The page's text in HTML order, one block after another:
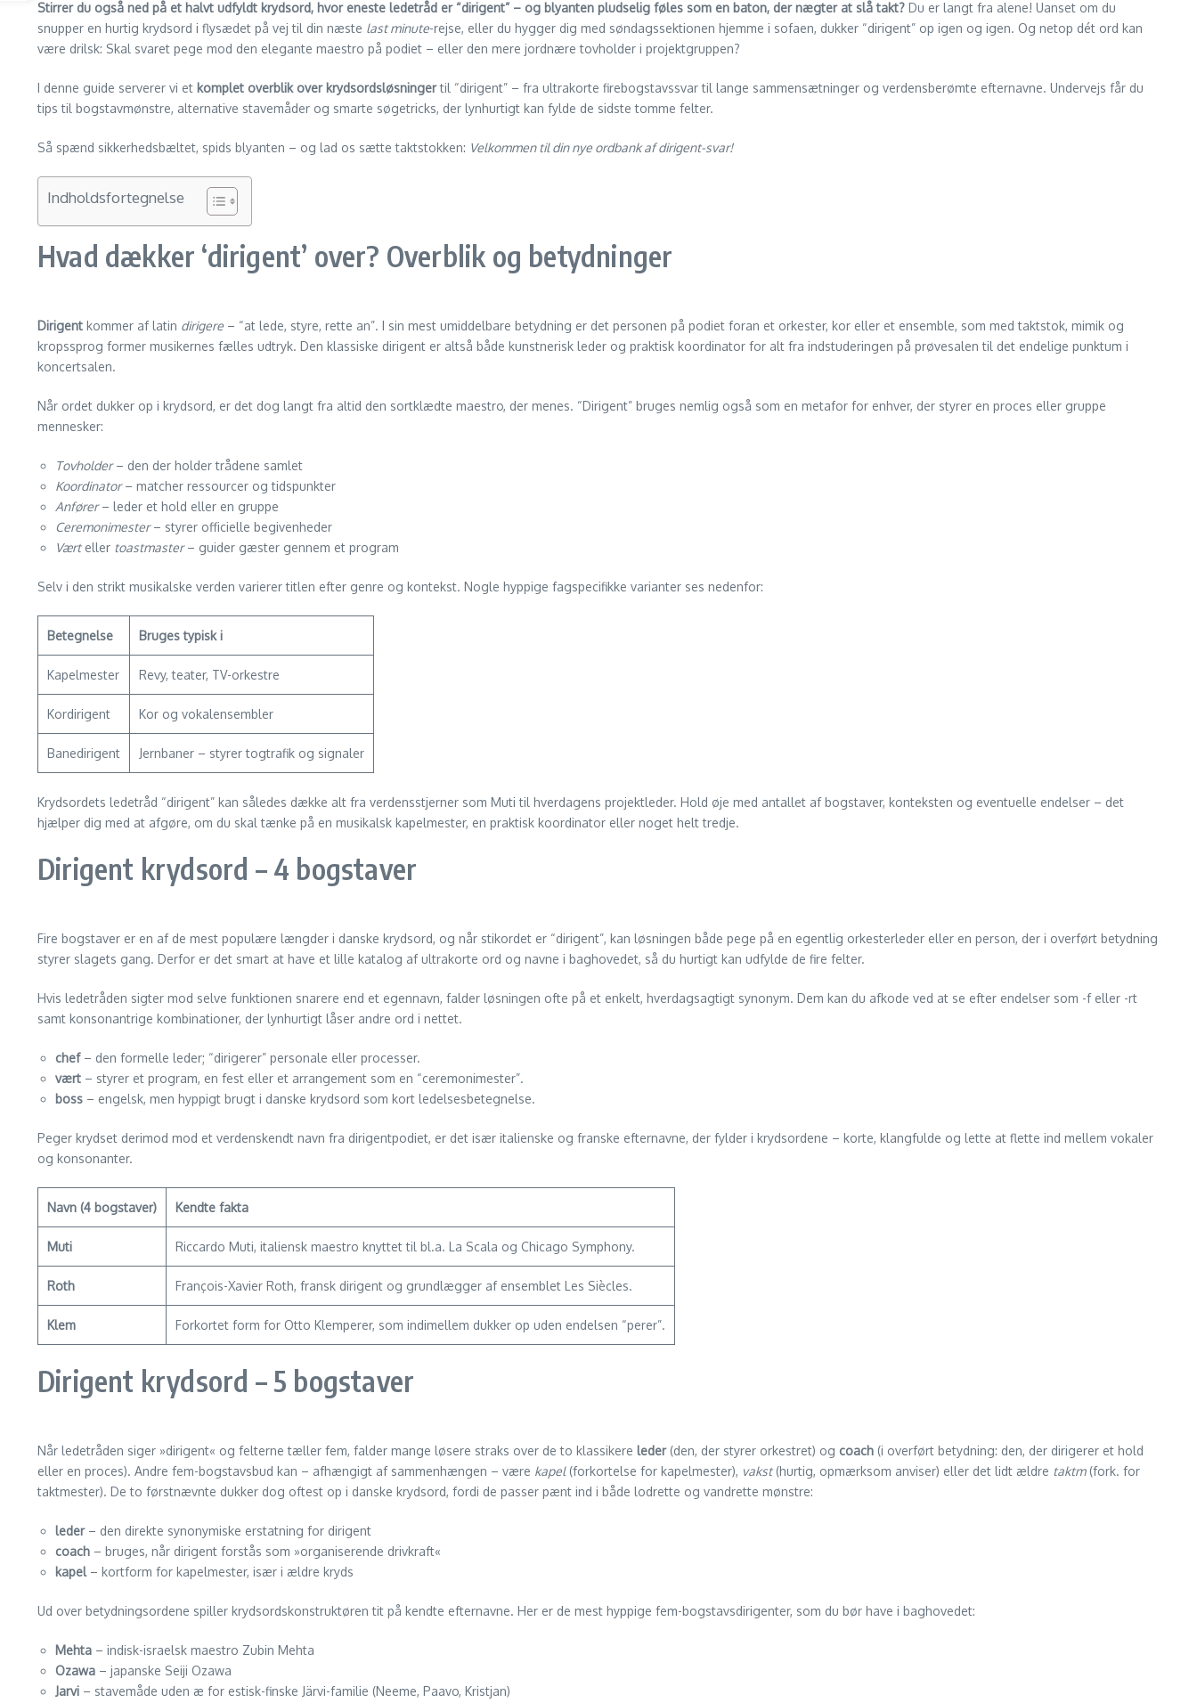
Stirrer du også ned på et halvt udfyldt krydsord, hvor eneste ledetråd er “dirigent” – og blyanten pludselig føles som en baton, der nægter at slå takt? Du er langt fra alene! Uanset om du
snupper en hurtig krydsord i flysædet på vej til din næste last minute-rejse, eller du hygger dig med søndagssektionen hjemme i sofaen, dukker “dirigent” op igen og igen. Og netop dét ord kan
være drilsk: Skal svaret pege mod den elegante maestro på podiet – eller den mere jordnære tovholder i projektgruppen?
I denne guide serverer vi et komplet overblik over krydsordsløsningertil “dirigent” – fra ultrakorte firebogstavssvar til lange sammensætninger og verdensberømte efternavne. Undervejs får du
tips til bogstav­mønstre, alternative stavemåder og smarte søgetricks, der lynhurtigt kan fylde de sidste tomme felter.
Så spænd sikkerhedsbæltet, spids blyanten – og lad os sætte taktstokken: Velkommen til din nye ordbank af dirigent-svar!
Indholdsfortegnelse
Hvad dækker ‘dirigent’ over? Overblik og betydninger
Dirigent kommer af latin dirigere – “at lede, styre, rette an”. I sin mest umiddelbare betydning er det personen på podiet foran et orkester, kor eller et ensemble, som med taktstok, mimik og
kropssprog former musikernes fælles udtryk. Den klassiske dirigent er altså både kunstnerisk leder og praktisk koordinator for alt fra indstuderingen på prøvesalen til det endelige punktum i
koncertsalen.
Når ordet dukker op i krydsord, er det dog langt fra altid den sortklædte maestro, der menes. “Dirigent” bruges nemlig også som en metafor for enhver, der styrer en proces eller gruppe
mennesker:
Tovholder– den der holder trådene samlet
Koordinator– matcher ressourcer og tidspunkter
Anfører– leder et hold eller en gruppe
Ceremonimester– styrer officielle begivenheder
Værteller toastmaster– guider gæster gennem et program
Selv i den strikt musikalske verden varierer titlen efter genre og kontekst. Nogle hyppige fagspecifikke varianter ses nedenfor:
Betegnelse Bruges typisk i
Kapelmester Revy, teater, TV-orkestre
Kordirigent Kor og vokalensembler
Banedirigent Jernbaner – styrer togtrafik og signaler
Krydsordets ledetråd “dirigent” kan således dække alt fra verdensstjerner som Muti til hverdagens projektleder. Hold øje med antallet af bogstaver, konteksten og eventuelle endelser – det
hjælper dig med at afgøre, om du skal tænke på en musikalsk kapelmester, en praktisk koordinator eller noget helt tredje.
Dirigent krydsord – 4 bogstaver
Fire bogstaver er en af de mest populære længder i danske krydsord, og når stikordet er “dirigent”, kan løsningen både pege på en egentlig orkesterleder eller en person, der i overført betydning
styrer slagets gang. Derfor er det smart at have et lille katalog af ultrakorte ord og navne i baghovedet, så du hurtigt kan udfylde de fire felter.
Hvis ledetråden sigter mod selve funktionen snarere end et egennavn, falder løsningen ofte på et enkelt, hverdagsagtigt synonym. Dem kan du afkode ved at se efter endelser som -f eller -rt
samt konsonantrige kombinationer, der lynhurtigt låser andre ord i nettet.
chef– den formelle leder; “dirigerer” personale eller processer.
vært – styrer et program, en fest eller et arrangement som en “ceremonimester”.
boss – engelsk, men hyppigt brugt i danske krydsord som kort ledelsesbetegnelse.
Peger krydset derimod mod et verdenskendt navn fra dirigentpodiet, er det især italienske og franske efternavne, der fylder i krydsordene – korte, klangfulde og lette at flette ind mellem vokaler
og konsonanter.
Navn (4 bogstaver) Kendte fakta
Muti Riccardo Muti, italiensk maestro knyttet til bl.a. La Scala og Chicago Symphony.
Roth François-Xavier Roth, fransk dirigent og grundlægger af ensemblet Les Siècles.
Klem Forkortet form for Otto Klemperer, som indimellem dukker op uden endelsen “perer”.
Dirigent krydsord – 5 bogstaver
Når ledetråden siger »dirigent« og felterne tæller fem, falder mange løsere straks over de to klassikere leder(den, der styrer orkestret) og coach (i overført betydning: den, der dirigerer et hold
eller en proces). Andre fem-bogstavsbud kan – afhængigt af sammenhængen – være kapel(forkortelse for kapelmester), vakst(hurtig, opmærksom anviser) eller det lidt ældre takt­m(fork. for
takt­mester). De to førstnævnte dukker dog oftest op i danske krydsord, fordi de passer pænt ind i både lodrette og vandrette mønstre:
leder– den direkte synonymiske erstatning for dirigent
coach – bruges, når dirigent forstås som »organiserende drivkraft«
kapel– kortform for kapelmester, især i ældre kryds
Ud over betydningsordene spiller krydsordskonstruktøren tit på kendte efternavne. Her er de mest hyppige fem-bogstavsdirigenter, som du bør have i baghovedet:
Mehta – indisk-israelsk maestro Zubin Mehta
Ozawa – japanske Seiji Ozawa
Jarvi – stavemåde uden æ for estisk-finske Järvi-familie (Neeme, Paavo, Kristjan)